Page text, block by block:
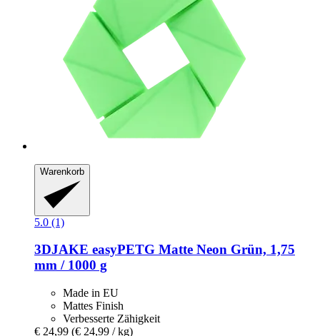
Warenkorb
5.0 (1)
3DJAKE easyPETG Matte Neon Grün, 1,75
mm / 1000 g
Made in EU
Mattes Finish
Verbesserte Zähigkeit
€ 24,99 (€ 24,99 / kg)